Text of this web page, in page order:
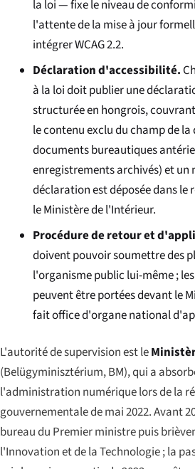
la loi — fixe le niveau de
l'attente de la mise à jour
intégrer WCAG 2.2.
Déclaration d'accessibilité.
à la loi doit publier une
structurée en hongrois,
le contenu exclu du champ de
documents bureautiques
enregistrements archivés) et un
déclaration est déposée dans
le Ministère de l'Intérieur.
Procédure de retour et
doivent pouvoir soumettre des
l'organisme public lui-même ;
peuvent être portées devant le
fait office d'organe national
L'autorité de supervision est le
(Belügyminisztérium, BM), qui a
l'administration numérique lors de la
gouvernementale de mai 2022. Avant
bureau du Premier ministre puis
l'Innovation et de la Technologie ; la